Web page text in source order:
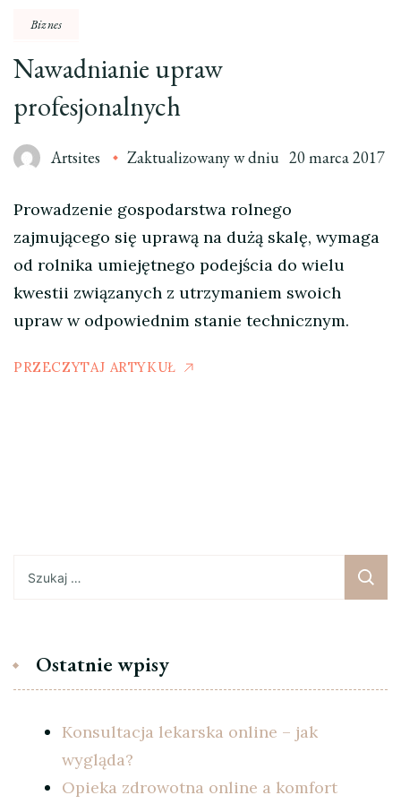
Biznes
Nawadnianie upraw
profesjonalnych
Artsites Zaktualizowany w dniu 20 marca 2017
Prowadzenie gospodarstwa rolnego
zajmującego się uprawą na dużą skalę, wymaga
od rolnika umiejętnego podejścia do wielu
kwestii związanych z utrzymaniem swoich
upraw w odpowiednim stanie technicznym.
PRZECZYTAJ ARTYKUŁ
Ostatnie wpisy
Konsultacja lekarska online – jak
wygląda?
Opieka zdrowotna online a komfort